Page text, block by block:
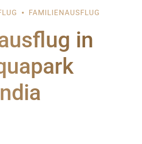
FAMILIENAUSFLUG
in